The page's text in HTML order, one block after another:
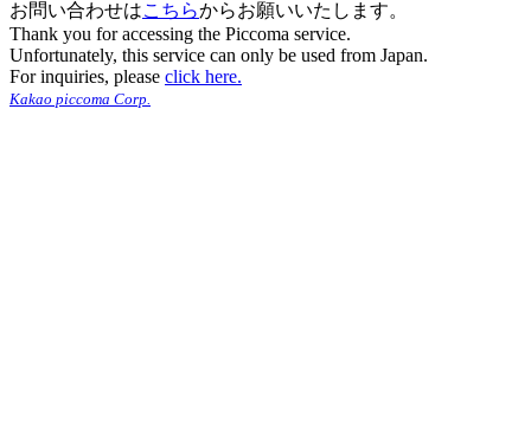
お問い合わせはこちらからお願いいたします。
Thank you for accessing the Piccoma service.
Unfortunately, this service can only be used from Japan.
For inquiries, please click here.
Kakao piccoma Corp.